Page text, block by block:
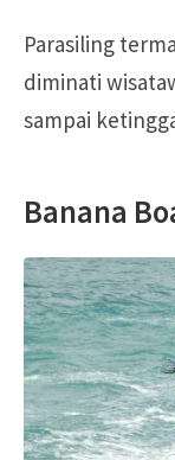
Parasiling
diminati
sampai
Banana